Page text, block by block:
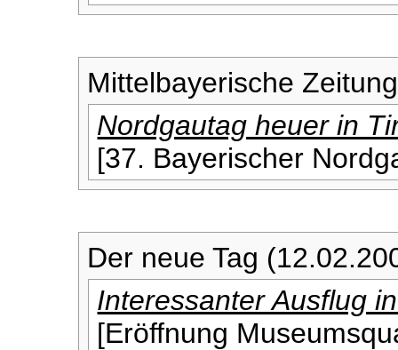
Mittelbayerische
Nordgautag heuer in
[37. Bayerischer
Der neue Tag
Interessanter Ausflug
[Eröffnung